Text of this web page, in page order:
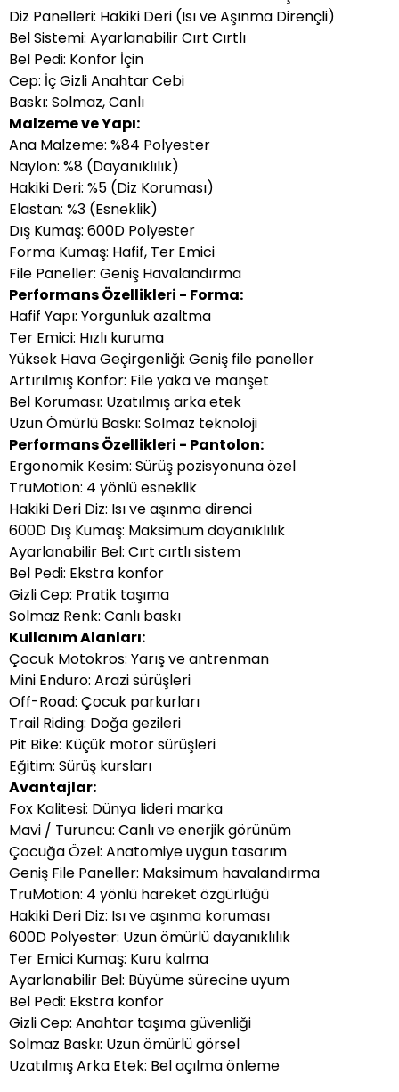
Diz Panelleri: Hakiki Deri (Isı ve Aşınma Dirençli)
Bel Sistemi: Ayarlanabilir Cırt Cırtlı
Bel Pedi: Konfor İçin
Cep: İç Gizli Anahtar Cebi
Baskı: Solmaz, Canlı
Malzeme ve Yapı:
Ana Malzeme: %84 Polyester
Naylon: %8 (Dayanıklılık)
Hakiki Deri: %5 (Diz Koruması)
Elastan: %3 (Esneklik)
Dış Kumaş: 600D Polyester
Forma Kumaş: Hafif, Ter Emici
File Paneller: Geniş Havalandırma
Performans Özellikleri - Forma:
Hafif Yapı: Yorgunluk azaltma
Ter Emici: Hızlı kuruma
Yüksek Hava Geçirgenliği: Geniş file paneller
Artırılmış Konfor: File yaka ve manşet
Bel Koruması: Uzatılmış arka etek
Uzun Ömürlü Baskı: Solmaz teknoloji
Performans Özellikleri - Pantolon:
Ergonomik Kesim: Sürüş pozisyonuna özel
TruMotion: 4 yönlü esneklik
Hakiki Deri Diz: Isı ve aşınma direnci
600D Dış Kumaş: Maksimum dayanıklılık
Ayarlanabilir Bel: Cırt cırtlı sistem
Bel Pedi: Ekstra konfor
Gizli Cep: Pratik taşıma
Solmaz Renk: Canlı baskı
Kullanım Alanları:
Çocuk Motokros: Yarış ve antrenman
Mini Enduro: Arazi sürüşleri
Off-Road: Çocuk parkurları
Trail Riding: Doğa gezileri
Pit Bike: Küçük motor sürüşleri
Eğitim: Sürüş kursları
Avantajlar:
Fox Kalitesi: Dünya lideri marka
Mavi / Turuncu: Canlı ve enerjik görünüm
Çocuğa Özel: Anatomiye uygun tasarım
Geniş File Paneller: Maksimum havalandırma
TruMotion: 4 yönlü hareket özgürlüğü
Hakiki Deri Diz: Isı ve aşınma koruması
600D Polyester: Uzun ömürlü dayanıklılık
Ter Emici Kumaş: Kuru kalma
Ayarlanabilir Bel: Büyüme sürecine uyum
Bel Pedi: Ekstra konfor
Gizli Cep: Anahtar taşıma güvenliği
Solmaz Baskı: Uzun ömürlü görsel
Uzatılmış Arka Etek: Bel açılma önleme